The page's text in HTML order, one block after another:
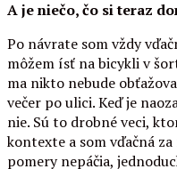
A je niečo, čo si teraz
Po návrate som vždy
môžem ísť na bicykli v
ma nikto nebude
večer po ulici. Keď je
nie. Sú to drobné veci,
kontexte a som vďačná
pomery nepáčia,